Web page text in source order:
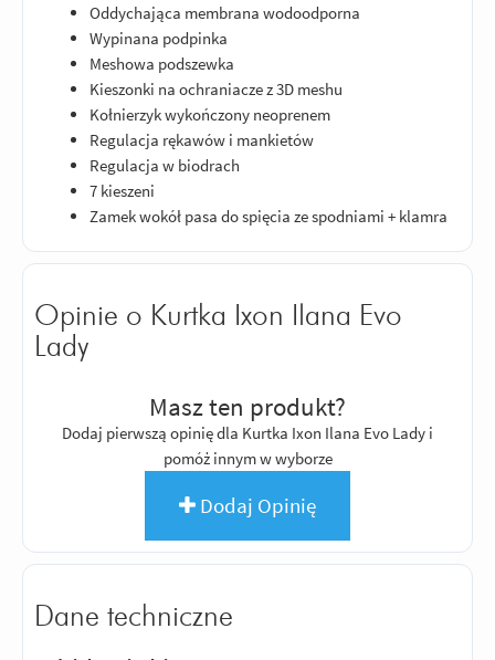
Oddychająca membrana wodoodporna
Wypinana podpinka
Meshowa podszewka
Kieszonki na ochraniacze z 3D meshu
Kołnierzyk wykończony neoprenem
Regulacja rękawów i mankietów
Regulacja w biodrach
7 kieszeni
Zamek wokół pasa do spięcia ze spodniami + klamra
Opinie o Kurtka Ixon Ilana Evo
Lady
Masz ten produkt?
Dodaj pierwszą opinię dla Kurtka Ixon Ilana Evo Lady i
pomóż innym w wyborze
Dodaj Opinię
Dane techniczne